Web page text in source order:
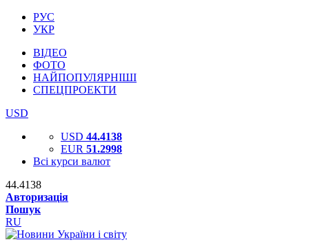
РУС
УКР
ВІДЕО
ФОТО
НАЙПОПУЛЯРНІШІ
СПЕЦПРОЕКТИ
USD
USD 44.4138
EUR 51.2998
Всі курси валют
44.4138
Авторизація
Пошук
RU